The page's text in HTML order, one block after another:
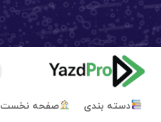
دسته بندی صفحه نخست